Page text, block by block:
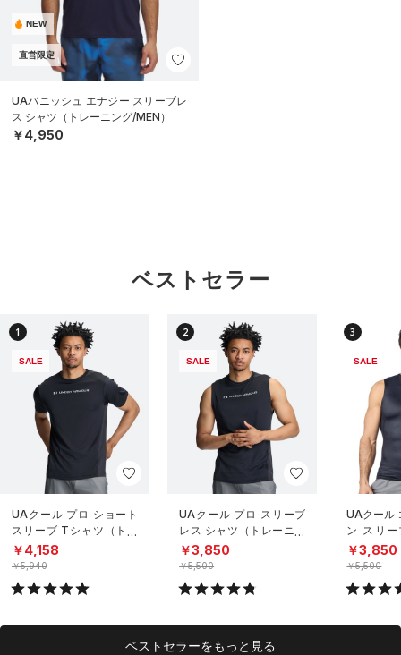
NEW
直営限定
UAバニッシュ エナジー スリーブレ
ス シャツ（トレーニング/MEN）
￥4,950
ベストセラー
1
SALE
UAクール プロ ショート
スリーブ Tシャツ（トレ
ーニング/MEN）
￥4,158
￥5,940
2
SALE
UAクール プロ スリーブ
レス シャツ（トレーニン
グ/MEN）
￥3,850
￥5,500
3
SALE
UAクール
ン スリ
（トレー
￥3,850
￥5,500
ベストセラーをもっと見る